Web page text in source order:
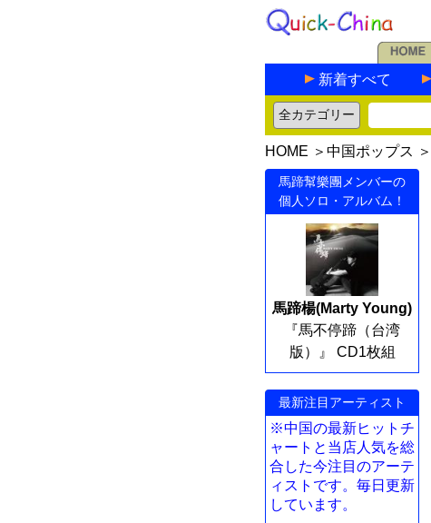
新着すべて
HOME ＞ 中国ポップス ＞
馬蹄幫樂團メンバーの
個人ソロ・アルバム！
馬蹄楊(Marty Young)
『馬不停蹄（台湾
版）』 CD1枚組
最新注目アーティスト
※中国の最新ヒットチ
ャートと当店人気を総
合した今注目のアーテ
ィストです。毎日更新
しています。